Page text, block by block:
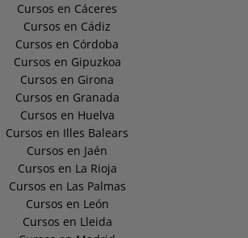
Cursos en Cáceres
Cursos en Cádiz
Cursos en Córdoba
Cursos en Gipuzkoa
Cursos en Girona
Cursos en Granada
Cursos en Huelva
Cursos en Illes Balears
Cursos en Jaén
Cursos en La Rioja
Cursos en Las Palmas
Cursos en León
Cursos en Lleida